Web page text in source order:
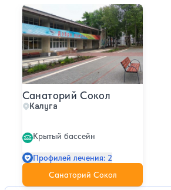
Санаторий Сокол
Калуга
Крытый бассейн
Профилей лечения: 2
Санаторий Сокол
Санаторий Сокол